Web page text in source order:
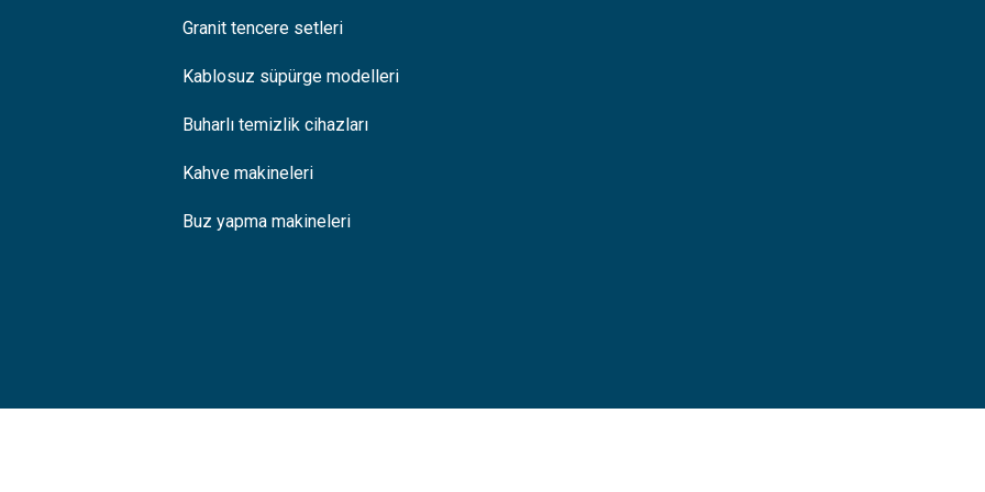
Granit tencere setleri
Kablosuz süpürge modelleri
Buharlı temizlik cihazları
Kahve makineleri
Buz yapma makineleri